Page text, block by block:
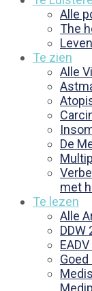
Alle
The
Te zien
Alle
De
met
Te lezen
Alle
DDW